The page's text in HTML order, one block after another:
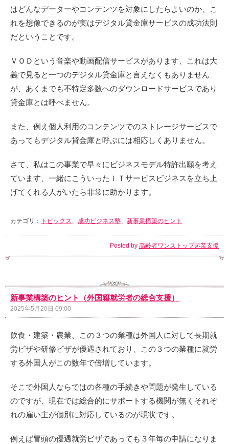
はどんなデーターやコンテンツを対象にしたらよいのか、こ
れを想像できるのが実はデジタル貸金庫サービスの成功法則
だということです。
ＶＯＤという音楽や動画配信サービスがあります、これは大
義で見ると一つのデジタル貸金庫と言えなくもありません
が、あくまでも不特定多数へのダウンロードサービスであり
貸金庫とは呼べません。
また、例え個人利用のコンテンツでのストレージサービスで
あってもデジタル貸金庫と呼ぶには相応しくありません。
さて、私はこの事業で早々にビジネスモデル特許出願を考え
ています、一緒にこういったＩＴサービスビジネスを立ち上
げてくれる人がいたら非常に助かります。
カテゴリ： トピックス 成功ビジネス塾 新事業構築のヒント
Posted by 高齢者ワンストップ起業支援
新事業構築のヒント（外国籍就労者の総合支援）
2025年5月20日 09:00
飲食・建築・農業、この３つの業種は外国人に対して長期就
労ビザや研修ビザが優遇されており、この３つの業種に就労
する外国人がこの数年で倍増しています。
そこで外国人ならではの各種の手続きや問題が発生している
のですが、現在では総合的にサポートする機関が無くそれぞ
れの雇い主が個別に対応しているのが現状です。
例えば冒頭の優遇就労ビザであっても３年毎の申請になりま